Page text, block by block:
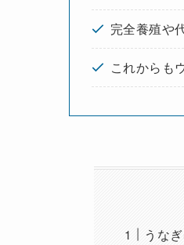
完全養殖や
これからも
うな